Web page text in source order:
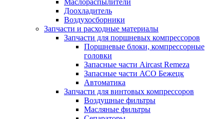
Маслораспылители
Доохладитель
Воздухосборники
Запчасти и расходные материалы
Запчасти для поршневых компрессоров
Поршневые блоки, компрессорные
головки
Запасные части Aircast Remeza
Запасные части АСО Бежецк
Автоматика
Запчасти для винтовых компрессоров
Воздушные фильтры
Масляные фильтры